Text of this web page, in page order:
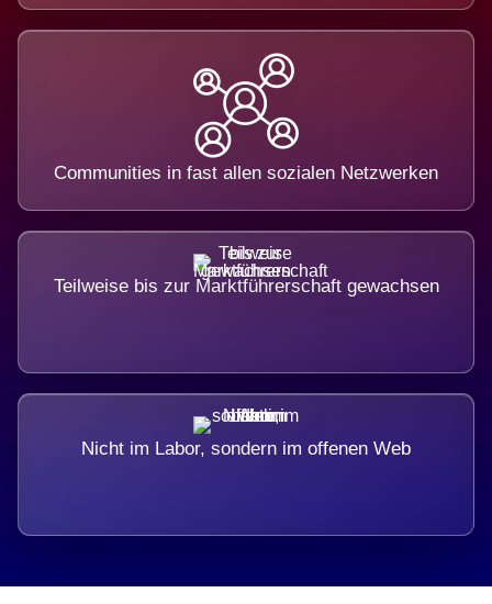
Communities in fast allen sozialen Netzwerken
Teilweise bis zur Marktführerschaft gewachsen
Nicht im Labor, sondern im offenen Web